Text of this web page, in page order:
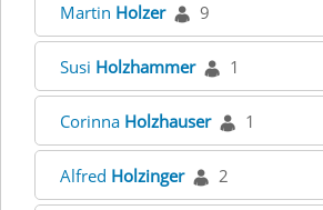
Martin Holzer 9
Susi Holzhammer 1
Corinna Holzhauser 1
Alfred Holzinger 2